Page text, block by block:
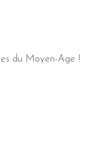
du Moyen-Age !